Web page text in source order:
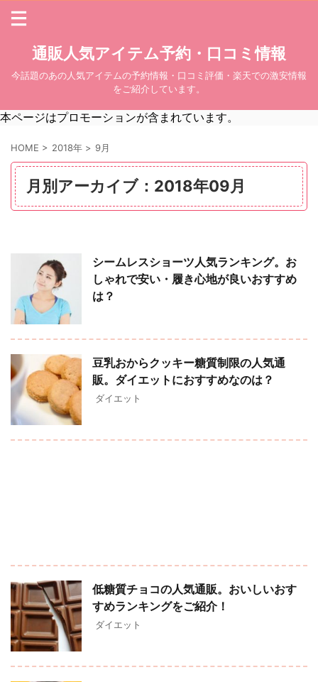
通販人気アイテム予約・口コミ情報
今話題のあの人気アイテムの予約情報・口コミ評価・楽天での激安情報
をご紹介しています。
本ページはプロモーションが含まれています。
HOME > 2018年 > 9月
月別アーカイブ：2018年09月
シームレスショーツ人気ランキング。お
しゃれで安い・履き心地が良いおすすめ
は？
豆乳おからクッキー糖質制限の人気通
販。ダイエットにおすすめなのは？
ダイエット
低糖質チョコの人気通販。おいしいおす
すめランキングをご紹介！
ダイエット